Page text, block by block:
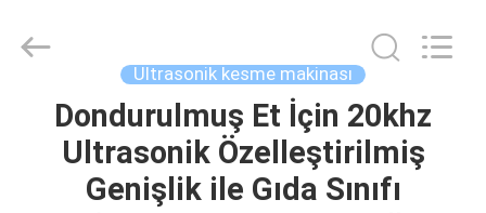
ÜRÜNLER
Equipment
Co.,Ltd.
Ultrasonik kesme makinası
Dondurulmuş Et İçin 20khz
Ultrasonik Özelleştirilmiş
Genişlik ile Gıda Sınıfı